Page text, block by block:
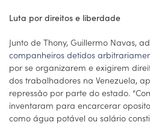
Luta por direitos e liberdade
Junto de Thony, Guillermo Navas,
companheiros detidos
por se organizarem e exigirem
dos trabalhadores na Venezuela,
repressão por parte do estado.
inventaram para encarcerar
como água potável ou salário